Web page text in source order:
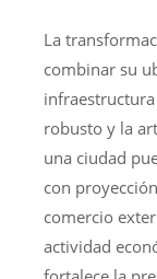
La
combinar su
robusto y la
una ciudad
con
comercio
actividad